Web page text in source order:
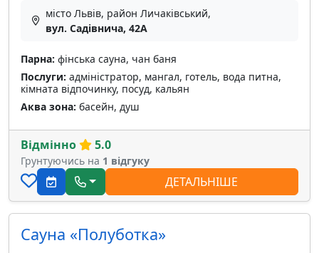
місто Львів, район Личаківський,
вул. Садівнича, 42А
Парна: фінська сауна, чан баня
Послуги: адміністратор, мангал, готель, вода питна,
кімната відпочинку, посуд, кальян
Аква зона: басейн, душ
Відмінно 5.0
Грунтуючись на 1 відгуку
ДЕТАЛЬНІШЕ
Сауна «Полуботка»